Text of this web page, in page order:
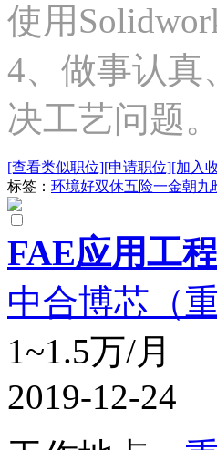
使用
4、做事认真
决工艺问题。
[查看类似职位][申请职位][加入
标签： 环境好双休五险一金朝九
FAE应用工
中合博芯（
1~1.5万/月
2019-12-24